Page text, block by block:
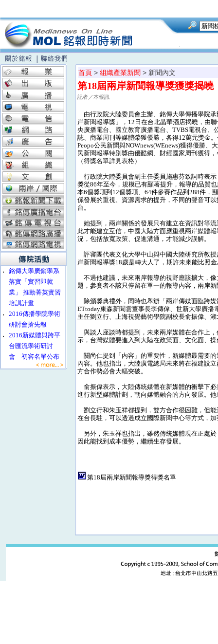
‧
銘傳大學廣銷學系
落實「實習即就
業」 推動菁英實習
培訓計畫
‧
2016傳播學院學術
研討會搶先報
‧
2016新媒體與跨平
台匯流學術研討
會 初審名單公布
首頁 > 組織產業新聞 > 新聞內文
第18屆兩岸新聞報導獎獲獎揭曉
記者／本報訊
由行政院大陸委員會主辦、銘傳大學傳播學院
岸新聞報導獎」，12日在台北晶華酒店揭曉，由
央廣播電台、國立教育廣播電台、TVBS電視台、
誌、商業周刊等媒體榮獲優勝，各得12萬元獎金
Peopo公民新聞與NOWnews(WEnews)獲得優勝、
民新聞報導特別獎由優酷網、財經國家周刊獲得
（得獎名單詳見表格）
行政院大陸委員會副主任委員施惠芬致詞時表
獎從86年至今，規模已有顯著提升，報導的品質
本6個獎項到12個獎項、64件參賽作品到288件，
係發展的重視、資源需求的提升，不同的聲音可
台。
她提到，兩岸關係的發展只有建立在資訊對等
此才能建立互信，中國大陸方面應重視兩岸媒體
況，包括放寬政策、促進溝通，才能減少誤解。
評審團代表文化大學中山與中國大陸研究所教
岸新聞報導獎18歲是轉大人了，期許未來能比照
不過他建議，未來兩岸報導的視野應該擴大，
題，參賽者不該只停留在單一的報導內容，兩岸
除頒獎典禮外，同時也舉辦「兩岸傳媒面臨跨
ETtoday東森新聞雲董事長李傳偉、世新大學廣
主任劉立行、上海視覺藝術學院副校長俞振偉、
與談人座談時都提到，未來兩岸媒體在合作上
示，台灣媒體要進入到大陸在政策面、文化面、
關尚仁提到「內容」的重要性，新媒體最需要
內容。他也指出，大陸廣電總局未來將在福建設
方合作勢必會大幅突破。
俞振偉表示，大陸傳統媒體在新媒體的衝擊下
進行新型媒體計劃，朝向媒體融合的方向發展。
劉立行和朱玉祥都提到，雙方合作很困難，但
在台長駐，可以透過成立國際新聞中心等方式，
另外，朱玉祥也指出，雖然傳統媒體現在正處
因此能找到成本優勢，繼續生存發展。
第18屆兩岸新聞報導獎得獎名單